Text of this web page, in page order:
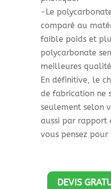
-Le
comparé au
faible poids et
polycarbonate
meilleures
En définitive, le
de fabrication ne
seulement selon
aussi par rapport
vous pensez
DEVIS